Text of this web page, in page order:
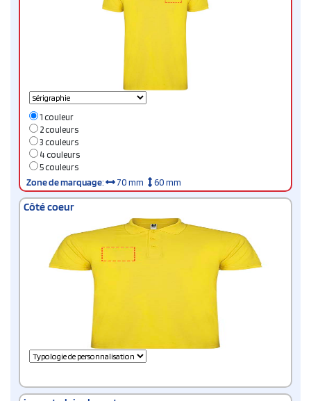
1 couleur
2 couleurs
3 couleurs
4 couleurs
5 couleurs
Zone de marquage: 70 mm 60 mm
Côté coeur